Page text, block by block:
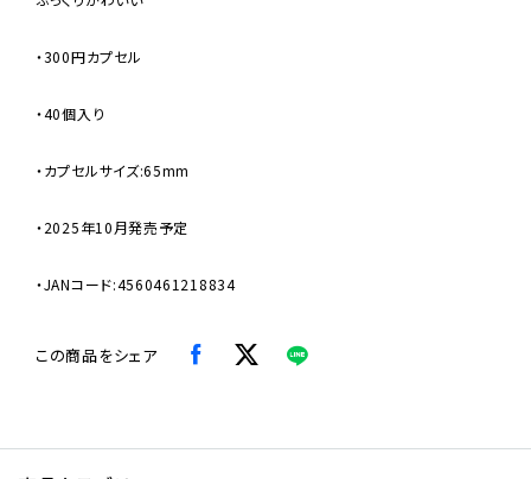
・300円カプセル
・40個入り
・カプセルサイズ:65mm
・2025年10月発売予定
・JANコード:4560461218834
この商品をシェア